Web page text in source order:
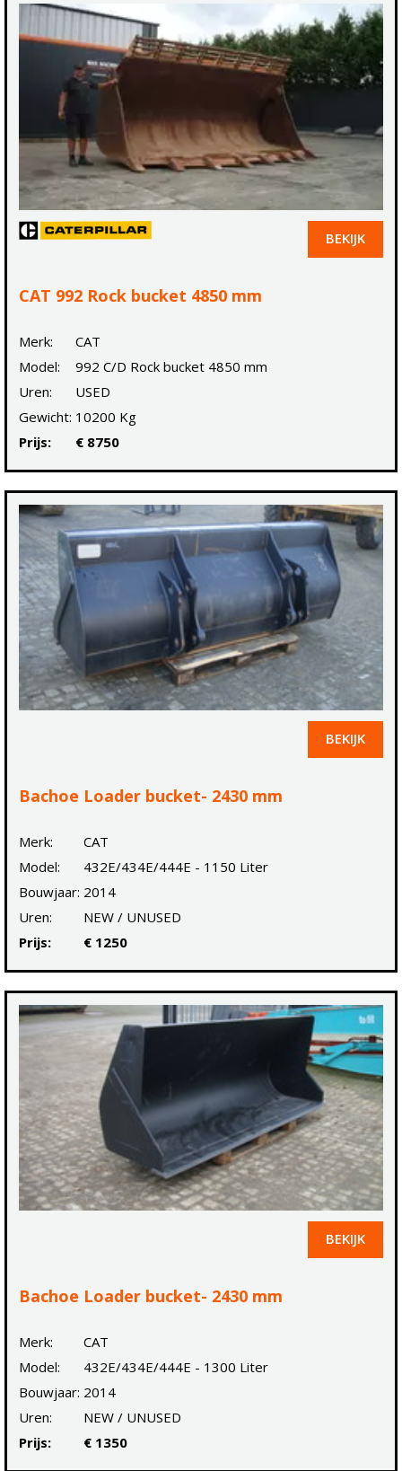
BEKIJK
CAT 992 Rock bucket 4850 mm
Merk:
CAT
Model:
992 C/D Rock bucket 4850 mm
Uren:
USED
Gewicht: 10200 Kg
Prijs:
€ 8750
BEKIJK
Bachoe Loader bucket- 2430 mm
Merk:
CAT
Model:
432E/434E/444E - 1150 Liter
Bouwjaar: 2014
Uren:
NEW / UNUSED
Prijs:
€ 1250
BEKIJK
Bachoe Loader bucket- 2430 mm
Merk:
CAT
Model:
432E/434E/444E - 1300 Liter
Bouwjaar: 2014
Uren:
NEW / UNUSED
Prijs:
€ 1350